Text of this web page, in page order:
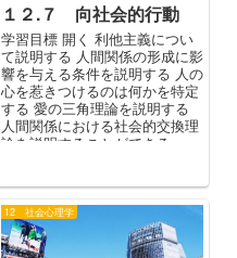
１２.７ 向社会的行動
学習目標 開く 利他主義につい
て説明する 人間関係の形成に影
響を与える条件を説明する 人の
心を惹きつけるのは何かを特定
する 愛の三角理論を説明する
人間関係における社会的交換理
12 社会心理学